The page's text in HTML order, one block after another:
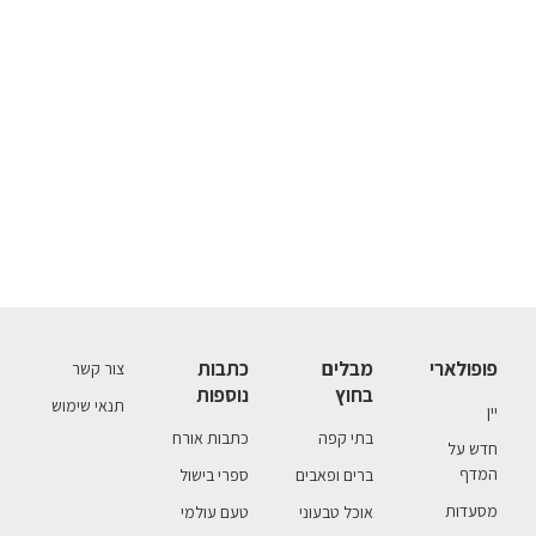
פופולארי
יין
חדש על
המדף
מסעדות
מבלים
בחוץ
בתי קפה
ברים ופאבים
אוכל טבעוני
כתבות
נוספות
כתבות אורח
ספרי בישול
טעם עולמי
צור קשר
תנאי שימוש